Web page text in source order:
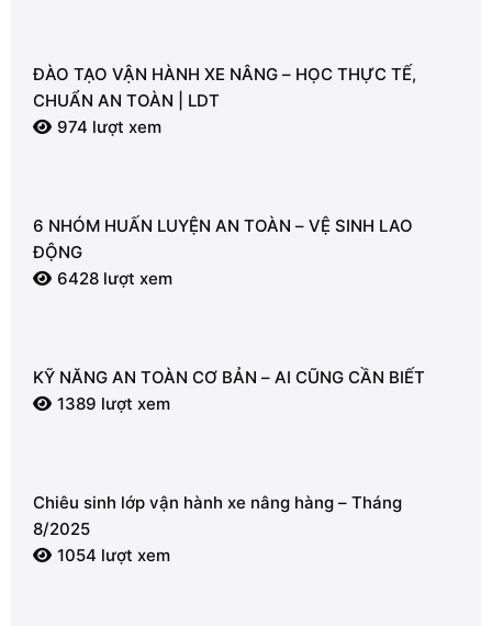
ĐÀO TẠO VẬN HÀNH XE NÂNG – HỌC THỰC TẾ,
CHUẨN AN TOÀN | LDT
974 lượt xem
6 NHÓM HUẤN LUYỆN AN TOÀN – VỆ SINH LAO
ĐỘNG
6428 lượt xem
KỸ NĂNG AN TOÀN CƠ BẢN – AI CŨNG CẦN BIẾT
1389 lượt xem
Chiêu sinh lớp vận hành xe nâng hàng – Tháng
8/2025
1054 lượt xem